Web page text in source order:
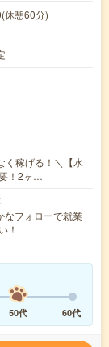
休憩60分)
く稼げる！＼【水
！2ヶ…
なフォローで就業
！
50代 60代